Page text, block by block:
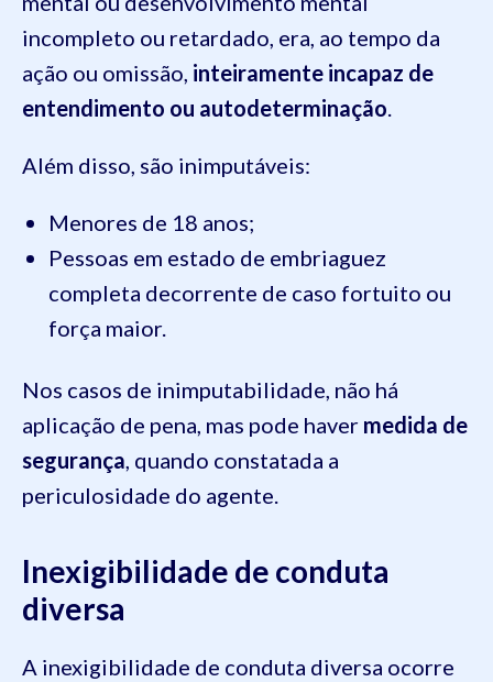
incompleto ou retardado, era, ao tempo da
ação ou omissão, inteiramente incapaz de
entendimento ou autodeterminação.
Além disso, são inimputáveis:
Menores de 18 anos;
Pessoas em estado de embriaguez
completa decorrente de caso fortuito ou
força maior.
Nos casos de inimputabilidade, não há
aplicação de pena, mas pode haver medida de
segurança, quando constatada a
periculosidade do agente.
Inexigibilidade de conduta
diversa
A inexigibilidade de conduta diversa ocorre